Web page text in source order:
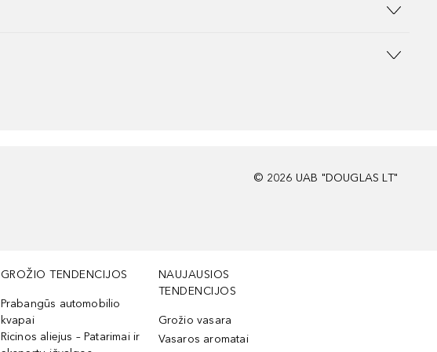
© 2026 UAB "DOUGLAS LT"
GROŽIO TENDENCIJOS
Prabangūs automobilio
kvapai
Ricinos aliejus – Patarimai ir
NAUJAUSIOS
TENDENCIJOS
Grožio vasara
Vasaros aromatai